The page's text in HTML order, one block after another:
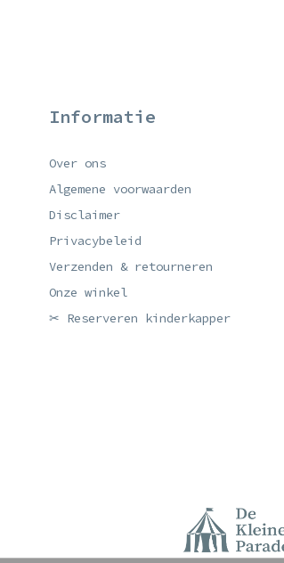
Informatie
Over ons
Algemene voorwaarden
Disclaimer
Privacybeleid
Verzenden & retourneren
Onze winkel
✂ Reserveren kinderkapper